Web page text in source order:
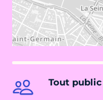
Tout public